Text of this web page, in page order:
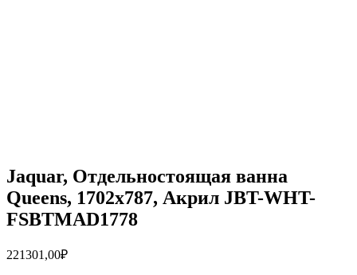
Jaquar, Отдельностоящая ванна
Queens, 1702х787, Акрил JBT-WHT-
FSBTMAD1778
221301,00₽